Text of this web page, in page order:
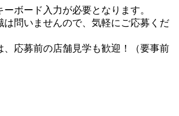
ボード入力が必要となります。
は問いませんので、気軽にご応募くだ
、応募前の店舗見学も歓迎！（要事前